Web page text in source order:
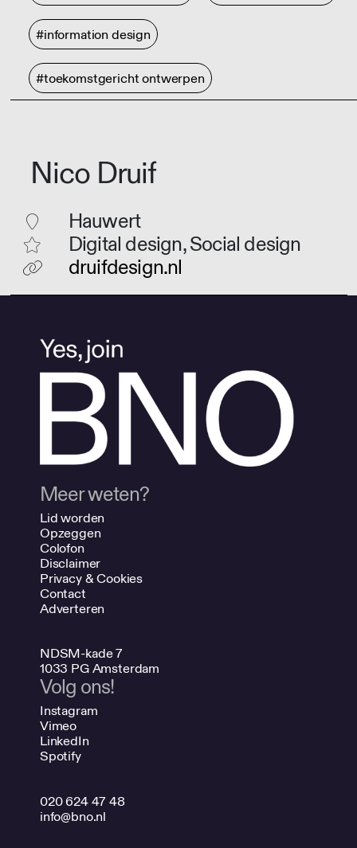
#information design
#toekomstgericht ontwerpen
Nico Druif
Hauwert
Digital design, Social design
druifdesign.nl
Meer weten?
Lid worden
Opzeggen
Colofon
Disclaimer
Privacy & Cookies
Contact
Adverteren
NDSM-kade 7
1033 PG Amsterdam
Volg ons!
Instagram
Vimeo
LinkedIn
Spotify
020 624 47 48
info@bno.nl